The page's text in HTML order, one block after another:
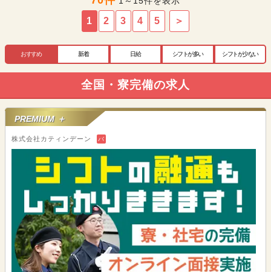
1 2 3 4 5 ＞
おすすめ 新着 日給 シフトが多い シフトが少ない
全国・寮完備の求人
PREMIUM ＋
株式会社カティンデーン バ